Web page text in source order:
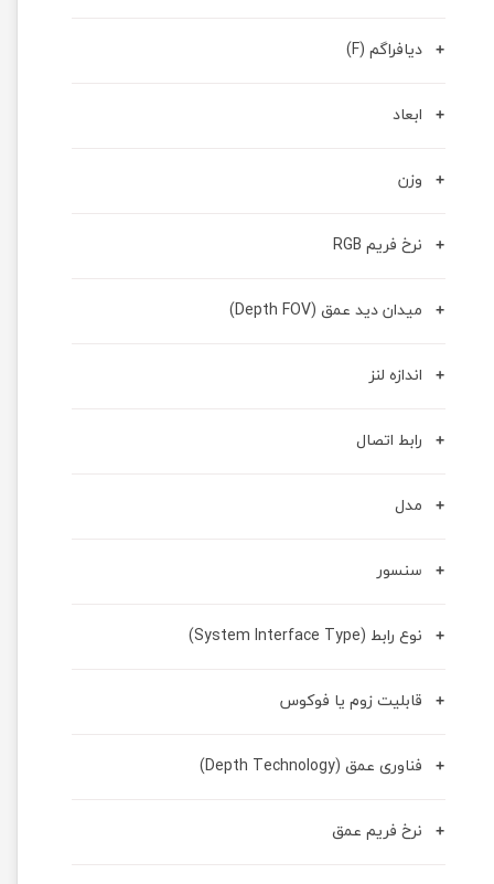
دیافراگم (F)
ابعاد
وزن
نرخ فریم RGB
میدان دید عمق (Depth FOV)
اندازه لنز
رابط اتصال
مدل
سنسور
نوع رابط (System Interface Type)
قابلیت زوم یا فوکوس
فناوری عمق (Depth Technology)
نرخ فریم عمق